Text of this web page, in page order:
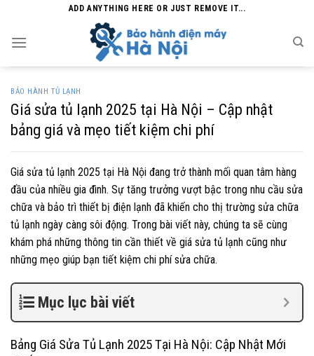
content
ADD ANYTHING HERE OR JUST REMOVE IT...
BẢO HÀNH TỦ LẠNH
Giá sửa tủ lạnh 2025 tại Hà Nội – Cập nhật
bảng giá và mẹo tiết kiệm chi phí
Giá sửa tủ lạnh 2025 tại Hà Nội đang trở thành mối quan tâm hàng
đầu của nhiều gia đình. Sự tăng trưởng vượt bậc trong nhu cầu sửa
chữa và bảo trì thiết bị điện lạnh đã khiến cho thị trường sửa chữa
tủ lạnh ngày càng sôi động. Trong bài viết này, chúng ta sẽ cùng
khám phá những thông tin cần thiết về giá sửa tủ lạnh cũng như
những mẹo giúp bạn tiết kiệm chi phí sửa chữa.
Mục lục bài viết
Bảng Giá Sửa Tủ Lạnh 2025 Tại Hà Nội: Cập Nhật Mới